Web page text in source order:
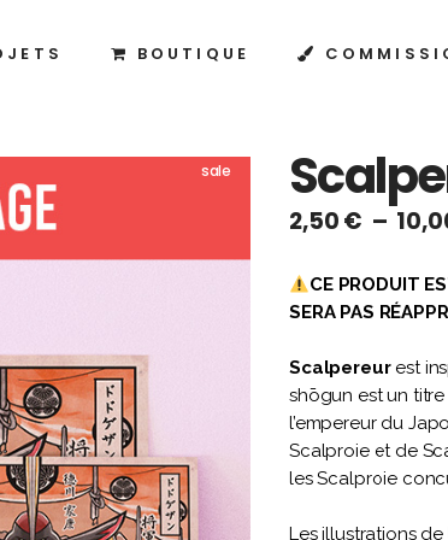
BOUTIQUE
sale
2,50€ –
CE PRODUIT
SERA PAS
Scalpereurest
shōgun est un
l’empereur du
Scalproie et de
les Scalproie
Les illustrations de